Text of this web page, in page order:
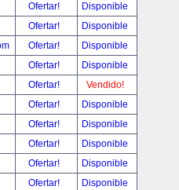
Ofertar!
Disponible
Ofertar!
Disponible
Ofertar!
Disponible
Ofertar!
Disponible
Ofertar!
Vendido!
Ofertar!
Disponible
Ofertar!
Disponible
Ofertar!
Disponible
Ofertar!
Disponible
Ofertar!
Disponible